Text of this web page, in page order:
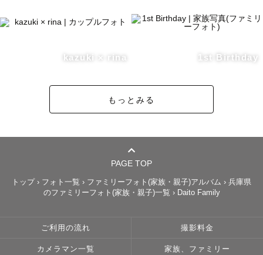
kazuki × rina 1st Birthday
もっとみる
PAGE TOP
トップ › フォト一覧 › ファミリーフォト(家族・親子)アルバム › 兵庫県
のファミリーフォト(家族・親子)一覧 › Daito Family
ご利用の流れ 撮影料金
カメラマン一覧 家族、ファミリー